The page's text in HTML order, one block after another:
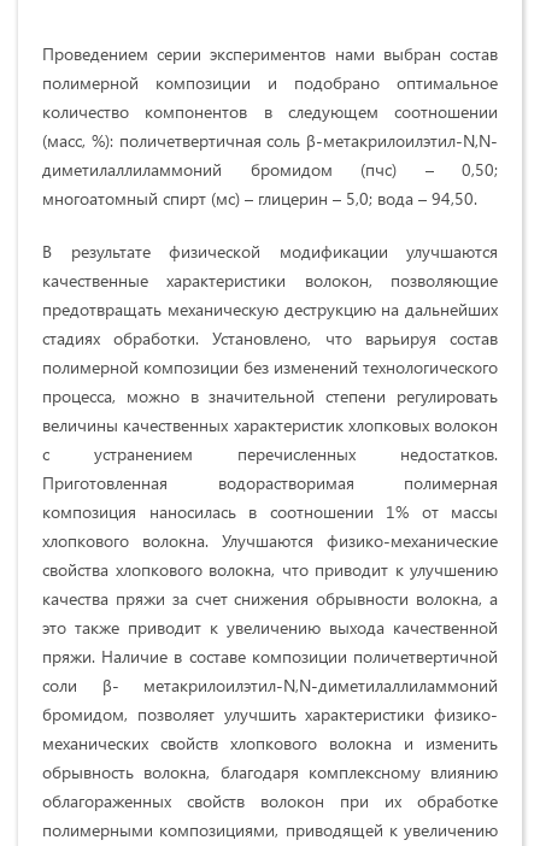
Проведением серии экспериментов нами выбран состав
полимерной композиции и подобрано оптимальное
количество компонентов в следующем соотношении
(масс, %): поличетвертичная соль β-метакрилоилэтил-N,N-
диметилаллиламмоний бромидом (пчс) – 0,50;
многоатомный спирт (мс) – глицерин – 5,0; вода – 94,50.
В результате физической модификации улучшаются
качественные характеристики волокон, позволяющие
предотвращать механическую деструкцию на дальнейших
стадиях обработки. Установлено, что варьируя состав
полимерной композиции без изменений технологического
процесса, можно в значительной степени регулировать
величины качественных характеристик хлопковых волокон
с устранением перечисленных недостатков.
Приготовленная водорастворимая полимерная
композиция наносилась в соотношении 1% от массы
хлопкового волокна. Улучшаются физико-механические
свойства хлопкового волокна, что приводит к улучшению
качества пряжи за счет снижения обрывности волокна, а
это также приводит к увеличению выхода качественной
пряжи. Наличие в составе композиции поличетвертичной
соли β- метакрилоилэтил-N,N-диметилаллиламмоний
бромидом, позволяет улучшить характеристики физико-
механических свойств хлопкового волокна и изменить
обрывность волокна, благодаря комплексному влиянию
облагораженных свойств волокон при их обработке
полимерными композициями, приводящей к увеличению